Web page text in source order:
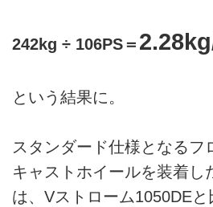
242kg ÷ 106PS＝
という結果に。
スタンダード仕様となるフ
キャストホイールを装着し
は、Vストローム1050DE